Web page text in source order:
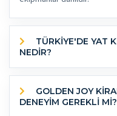
NEDİR?
DENEYİM GEREKLİ Mİ?